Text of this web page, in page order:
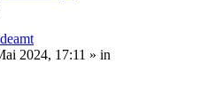
2024, 17:11 » in